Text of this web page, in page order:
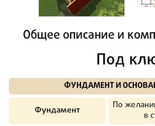
Общее описание и
Под
ФУНДАМЕНТ И
Фундамент
По
в